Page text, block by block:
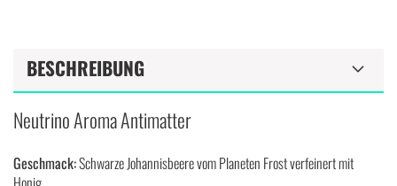
BESCHREIBUNG
Neutrino Aroma Antimatter
Geschmack:Schwarze Johannisbeere vom Planeten Frost verfeinert mit